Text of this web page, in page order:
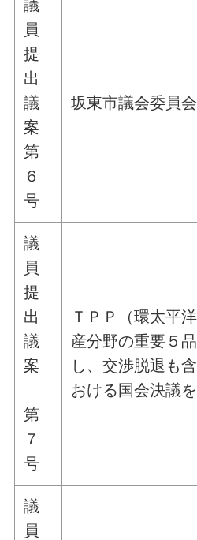
議
員
提
出
議
案
第
６
号
坂東市議会委員
議
員
提
出
議
案
第
７
号
ＴＰＰ（環太平
産分野の重要５
し、交渉脱退も
おける国会決議
議
員